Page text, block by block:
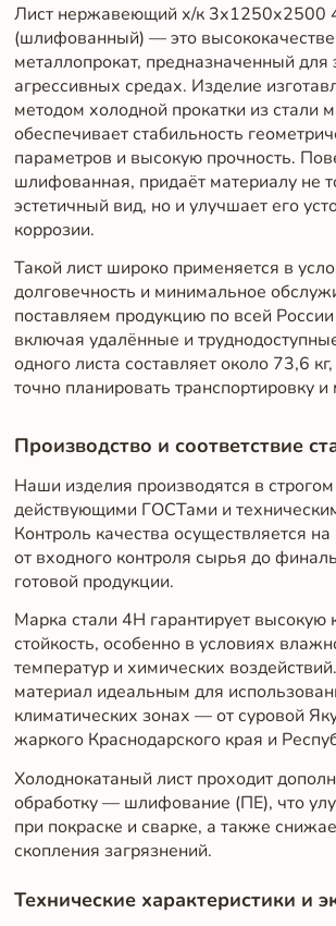
Лист нержавеющий х/к 3х1250х2500
(шлифованный) — это
металлопрокат, предназначенный для
агрессивных средах. Изделие
методом холодной прокатки из стали
обеспечивает стабильность
параметров и высокую прочность.
шлифованная, придаёт материалу не
эстетичный вид, но и улучшает его
коррозии.
Такой лист широко применяется в
долговечность и минимальное
поставляем продукцию по всей
включая удалённые и
одного листа составляет около 73,6
точно планировать транспортировку
Производство и соответствие
Наши изделия производятся в строгом
действующими ГОСТами и
Контроль качества осуществляется
от входного контроля сырья до
готовой продукции.
Марка стали 4Н гарантирует высокую
стойкость, особенно в условиях
температур и химических
материал идеальным для
климатических зонах — от суровой
жаркого Краснодарского края и
Холоднокатаный лист проходит
обработку — шлифование (ПЕ), что
при покраске и сварке, а также
скопления загрязнений.
Технические характеристики и